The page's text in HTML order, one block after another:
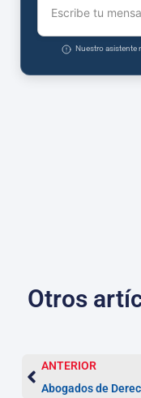
Escribe tu
Nuestro asistente
Otros
ANTERIOR